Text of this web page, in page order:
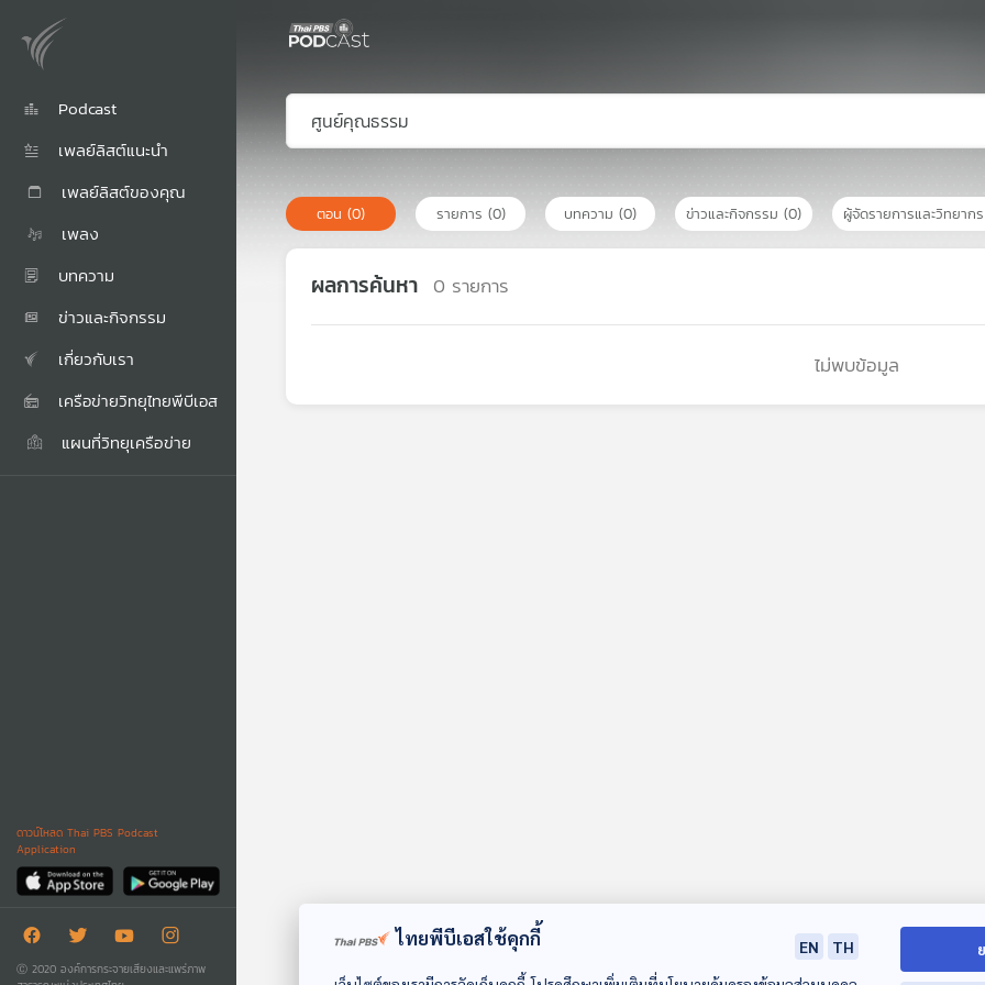
Podcast
เพลย์ลิสต์แนะนำ
เพลย์ลิสต์ของคุณ
เพลง
บทความ
ข่าวและกิจกรรม
เกี่ยวกับเรา
เครือข่ายวิทยุไทยพีบีเอส
แผนที่วิทยุเครือข่าย
ดาวน์โหลด Thai PBS Podcast
Application
Ⓒ 2020 องค์การกระจายเสียงและแพร่ภาพ
ตอน (0) รายการ (0) บทความ (0) ข่าวและกิจกรรม (0) ผู้จัดรายการและวิทยากร
ผลการค้นหา 0 รายการ
ไม่พบข้อมูล
ไทยพีบีเอสใช้คุกกี้ EN
TH